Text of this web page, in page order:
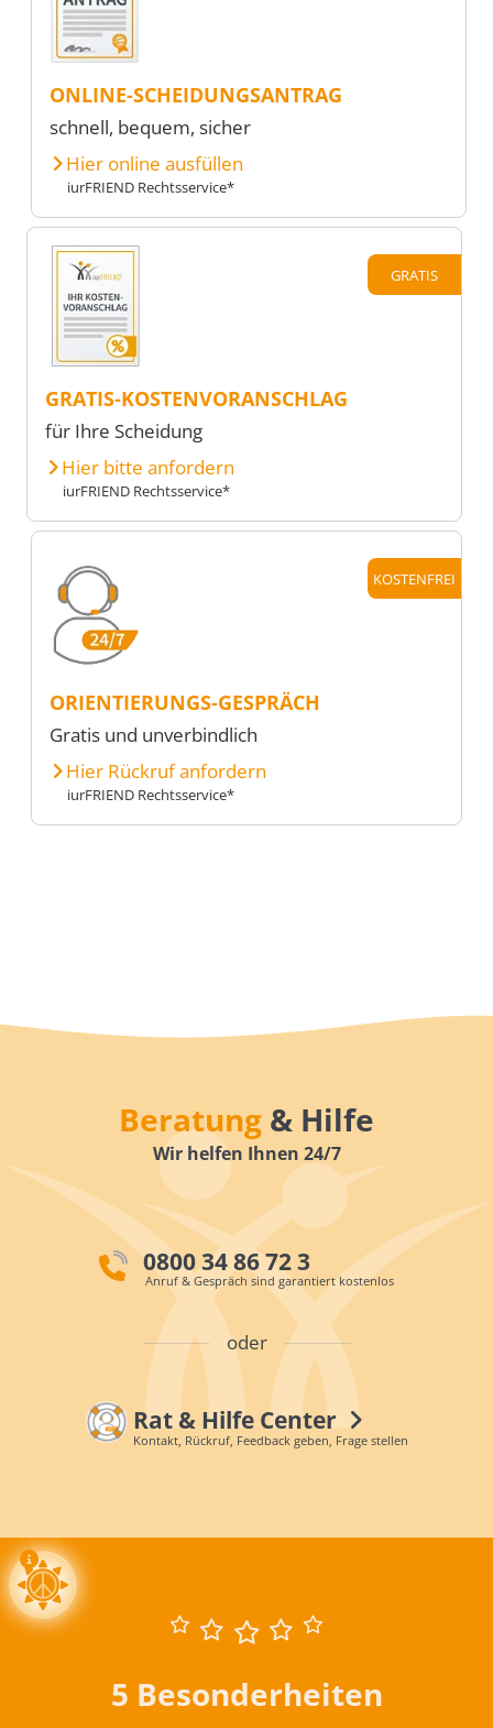
ONLINE-SCHEIDUNGSANTRAG
schnell, bequem, sicher
Hier online ausfüllen
iurFRIEND Rechtsservice*
GRATIS
GRATIS-KOSTENVORANSCHLAG
für Ihre Scheidung
Hier bitte anfordern
iurFRIEND Rechtsservice*
KOSTENFREI
ORIENTIERUNGS-GESPRÄCH
Gratis und unverbindlich
Hier Rückruf anfordern
iurFRIEND Rechtsservice*
Beratung & Hilfe
Wir helfen Ihnen 24/7
0800 34 86 72 3
Anruf & Gespräch sind garantiert kostenlos
oder
Rat & Hilfe Center
Kontakt, Rückruf, Feedback geben, Frage stellen
5 Besonderheiten